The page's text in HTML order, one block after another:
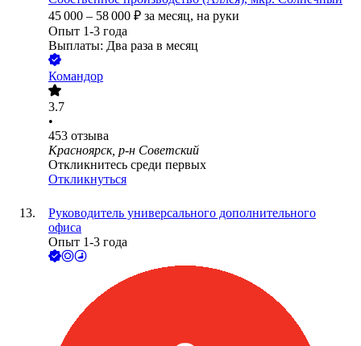
45 000 – 58 000 ₽ за месяц, на руки
Опыт 1-3 года
Выплаты: Два раза в месяц
Командор
3.7
•
453 отзыва
Красноярск, р-н Советский
Откликнитесь среди первых
Откликнуться
Руководитель универсального дополнительного
офиса
Опыт 1-3 года